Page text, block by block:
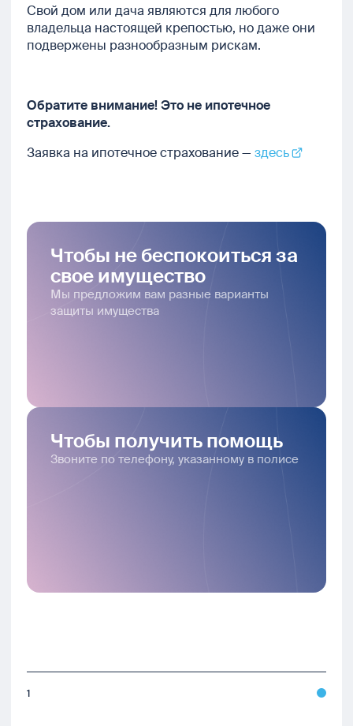
Свой дом или дача являются для любого
владельца настоящей крепостью, но даже они
подвержены разнообразным рискам.
Обратите внимание! Это не ипотечное
страхование.
Заявка на ипотечное страхование — здесь
Чтобы не беспокоиться за
свое имущество
Мы предложим вам разные варианты
защиты имущества
Чтобы получить помощь
Звоните по телефону, указанному в полисе
1